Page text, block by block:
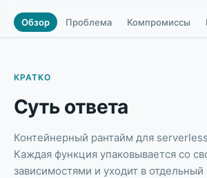
Обзор Проблема Компромиссы
КРАТКО
Суть ответа
Контейнерный рантайм для
Каждая функция упаковывается со
зависимостями и уходит в